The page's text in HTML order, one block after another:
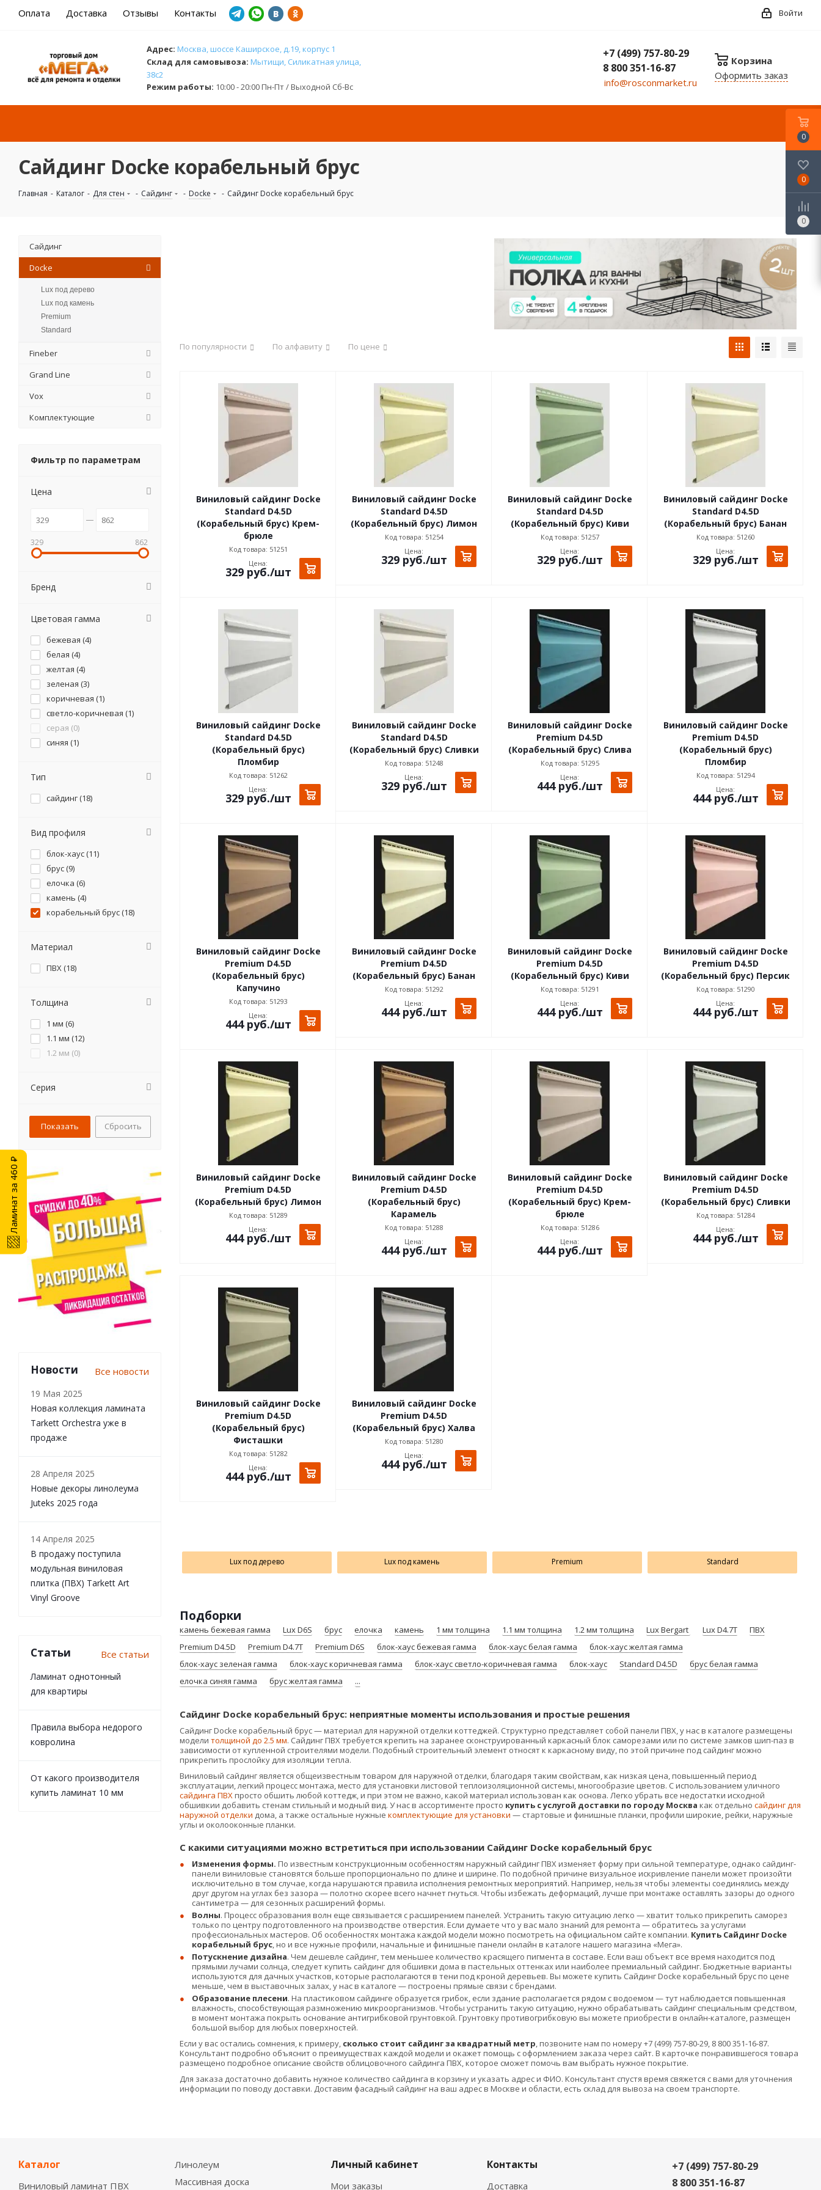
Оплата Доставка Отзывы Контакты Войти
Адрес: Москва, шоссе Каширское, д.19, корпус 1
Cклад для самовывоза: Мытищи, Силикатная улица,
38с2
Режим работы: 10:00 - 20:00 Пн-Пт / Выходной Сб-Вс
+7 (499) 757-80-29
8 800 351-16-87
info@rosconmarket.ru
Корзина
Оформить заказ
Сайдинг Docke корабельный брус
Главная - Каталог - Для стен - Сайдинг - Docke - Сайдинг Docke корабельный брус
По популярности По алфавиту По цене
Виниловый сайдинг Docke
Standard D4.5D
(Корабельный брус) Крем-
брюле
Код товара: 51251
Цена:
329руб./шт
Виниловый сайдинг Docke
Standard D4.5D
(Корабельный брус) Лимон
Код товара: 51254
Цена:
329руб./шт
Виниловый сайдинг Docke
Standard D4.5D
(Корабельный брус) Киви
Код товара: 51257
Цена:
329руб./шт
Виниловый сайдинг Docke
Standard D4.5D
(Корабельный брус) Банан
Код товара: 51260
Цена:
329руб./шт
Виниловый сайдинг Docke
Standard D4.5D
(Корабельный брус)
Пломбир
Код товара: 51262
Цена:
329руб./шт
Виниловый сайдинг Docke
Standard D4.5D
(Корабельный брус) Сливки
Код товара: 51248
Цена:
329руб./шт
Виниловый сайдинг Docke
Premium D4.5D
(Корабельный брус) Слива
Код товара: 51295
Цена:
444руб./шт
Виниловый сайдинг Docke
Premium D4.5D
(Корабельный брус)
Пломбир
Код товара: 51294
Цена:
444руб./шт
Виниловый сайдинг Docke
Premium D4.5D
(Корабельный брус)
Капучино
Код товара: 51293
Цена:
444руб./шт
Виниловый сайдинг Docke
Premium D4.5D
(Корабельный брус) Банан
Код товара: 51292
Цена:
444руб./шт
Виниловый сайдинг Docke
Premium D4.5D
(Корабельный брус) Киви
Код товара: 51291
Цена:
444руб./шт
Виниловый сайдинг Docke
Premium D4.5D
(Корабельный брус) Персик
Код товара: 51290
Цена:
444руб./шт
Виниловый сайдинг Docke
Premium D4.5D
(Корабельный брус) Лимон
Код товара: 51289
Цена:
444руб./шт
Виниловый сайдинг Docke
Premium D4.5D
(Корабельный брус)
Карамель
Код товара: 51288
Цена:
444руб./шт
Виниловый сайдинг Docke
Premium D4.5D
(Корабельный брус) Крем-
брюле
Код товара: 51286
Цена:
444руб./шт
Виниловый сайдинг Docke
Premium D4.5D
(Корабельный брус) Сливки
Код товара: 51284
Цена:
444руб./шт
Виниловый сайдинг Docke
Premium D4.5D
(Корабельный брус)
Фисташки
Код товара: 51282
Цена:
444руб./шт
Виниловый сайдинг Docke
Premium D4.5D
(Корабельный брус) Халва
Код товара: 51280
Цена:
444руб./шт
Lux под дерево Lux под камень Premium Standard
Подборки
камень бежевая гамма Lux D6S брус елочка камень 1 мм толщина 1.1 мм толщина 1.2 мм толщина Lux Bergart Lux D4.7Т
ПВХ
Premium D4.5D
Premium D4.7Т Premium D6S блок-хаус бежевая гамма блок-хаус белая гамма
блок-хаус желтая гамма
блок-хаус зеленая гамма
блок-хаус коричневая гамма блок-хаус светло-коричневая гамма блок-хаус Standard D4.5D
брус белая гамма
елочка синяя гамма
брус желтая гамма ...
Сайдинг Docke корабельный брус: неприятные моменты использования и простые решения
Сайдинг Docke корабельный брус — материал для наружной отделки коттеджей. Структурно представляет собой панели ПВХ, у нас в каталоге размещены
модели толщиной до 2.5 мм. Сайдинг ПВХ требуется крепить на заранее сконструированный каркасный блок саморезами или по системе замков шип-паз в
зависимости от купленной строителями модели. Подобный строительный элемент относят к каркасному виду, по этой причине под сайдинг можно
прикрепить прослойку для изоляции тепла.
Виниловый сайдинг является общеизвестным товаром для наружной отделки, благодаря таким свойствам, как низкая цена, повышенный период
эксплуатации, легкий процесс монтажа, место для установки листовой теплоизоляционной системы, многообразие цветов. С использованием уличного
сайдинга ПВХ просто обшить любой коттедж, и при этом не важно, какой материал использован как основа. Легко убрать все недостатки исходной
обшивкии добавить стенам стильный и модный вид. У нас в ассортименте просто купить с услугой доставки по городу Москва как отдельно сайдинг для
наружной отделки дома, а также остальные нужные комплектующие для установки — стартовые и финишные планки, профили широкие, рейки, наружные
углы и околооконные планки.
С какими ситуациями можно встретиться при использовании Сайдинг Docke корабельный брус
Изменения формы. По известным конструкционным особенностям наружный сайдинг ПВХ изменяет форму при сильной температуре, однако сайдинг-
панели виниловые становятся больше пропорционально по длине и ширине. По подобной причине визуальное искривление панели может произойти
исключительно в том случае, когда нарушаются правила исполнения ремонтных мероприятий. Например, нельзя чтобы элементы соединялись между
друг другом на углах без зазора — полотно скорее всего начнет гнуться. Чтобы избежать деформаций, лучше при монтаже оставлять зазоры до одного
сантиметра — для сезонных расширений формы.
Волны. Процесс образования волн еще связывается с расширением панелей. Устранить такую ситуацию легко — хватит только прикрепить саморез
только по центру подготовленного на производстве отверстия. Если думаете что у вас мало знаний для ремонта — обратитесь за услугами
профессиональных мастеров. Об особенностях монтажа каждой модели можно посмотреть на официальном сайте компании. Купить Сайдинг Docke
корабельный брус , но и все нужные профили, начальные и финишные панели онлайн в каталоге нашего магазина «Мега».
Потускнение дизайна. Чем дешевле сайдинг, тем меньшее количество красящего пигмента в составе. Если ваш объект все время находится под
прямыми лучами солнца, следует купить сайдинг для обшивки дома в пастельных оттенках или наиболее премиальный сайдинг. Бюджетные варианты
используются для дачных участков, которые располагаются в тени под кроной деревьев. Вы можете купить Сайдинг Docke корабельный брус по цене
меньше, чем в выставочных залах, у нас в каталоге — построены прямые связи с брендами.
Образование плесени. На пластиковом сайдинге образуется грибок, если здание располагается рядом с водоемом — тут наблюдается повышенная
влажность, способствующая размножению микроорганизмов. Чтобы устранить такую ситуацию, нужно обрабатывать сайдинг специальным средством,
в момент монтажа покрыть основание антигрибковой грунтовкой. Грунтовку противогрибковую вы можете приобрести в онлайн-каталоге, размещен
большой выбор для любых поверхностей.
Если у вас остались сомнения, к примеру, сколько стоит сайдинг за квадратный метр , позвоните нам по номеру +7 (499) 757-80-29, 8 800 351-16-87.
Консультант подробно объяснит о преимуществах каждой модели и окажет помощь с оформлением заказа через сайт. В карточке понравившегося товара
размещено подробное описание свойств облицовочного сайдинга ПВХ, которое сможет помочь вам выбрать нужное покрытие.
Для заказа достаточно добавить нужное количество сайдинга в корзину и указать адрес и ФИО. Консультант спустя время свяжется с вами для уточнения
информации по поводу доставки. Доставим фасадный сайдинг на ваш адрес в Москве и области, есть склад для вывоза на своем транспорте.
Сайдинг
Docke
Lux под дерево
Lux под камень
Premium
Standard
Fineber
Grand Line
Vox
Комплектующие
Фильтр по параметрам
Цена
329 862
Бренд
Цветовая гамма
бежевая (4)
белая (4)
желтая (4)
зеленая (3)
коричневая (1)
светло-коричневая (1)
серая (0)
синяя (1)
Тип
сайдинг (18)
Вид профиля
блок-хаус (11)
брус (9)
елочка (6)
камень (4)
корабельный брус (18)
Материал
ПВХ (18)
Толщина
1 мм (6)
1.1 мм (12)
1.2 мм (0)
Серия
Сбросить
Новости Все новости
19 Мая 2025
Новая коллекция ламината
Tarkett Orchestra уже в
продаже
28 Апреля 2025
Новые декоры линолеума
Juteks 2025 года
14 Апреля 2025
В продажу поступила
модульная виниловая
плитка (ПВХ) Tarkett Art
Vinyl Groove
Статьи Все статьи
Ламинат однотонный
для квартиры
Правила выбора недорого
ковролина
От какого производителя
купить ламинат 10 мм
Каталог
Виниловый ламинат ПВХ
Линолеум
Массивная доска
Личный кабинет
Мои заказы
Контакты
Доставка
+7 (499) 757-80-29
8 800 351-16-87
0
0
0
Ламинат за 460 ₽